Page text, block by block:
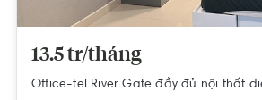
13.5 tr/tháng
Office-tel River Gate đầy đủ nội thất